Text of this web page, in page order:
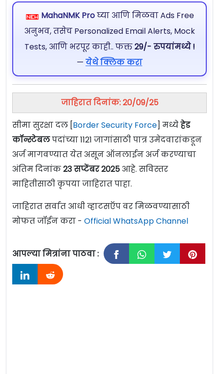
MahaNMK Proघ्या आणि मिळवा Ads Free
अनुभव, तसेच Personalized Email Alerts, Mock
Tests, आणि भरपूर काही.. फक्त29/- रुपयांमध्ये !
— येथे क्लिक करा
जाहिरात दिनांक: 20/09/25
सीमा सुरक्षा दल [Border Security Force] मध्येहेड
कॉन्स्टेबलपदांच्या 1121 जागांसाठी पात्र उमेदवारांकडून
अर्ज मागवण्यात येत असून ऑनलाईन अर्ज करण्याचा
अंतिम दिनांक23 सप्टेंबर 2025 आहे. सविस्तर
माहितीसाठी कृपया जाहिरात पाहा.
जाहिरात सर्वात आधी व्हाटसऍप वर मिळवण्यासाठी
मोफत जॉईन करा - Official WhatsApp Channel
आपल्या मित्रांना पाठवा :